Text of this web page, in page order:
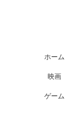
ホーム
映画
ゲーム